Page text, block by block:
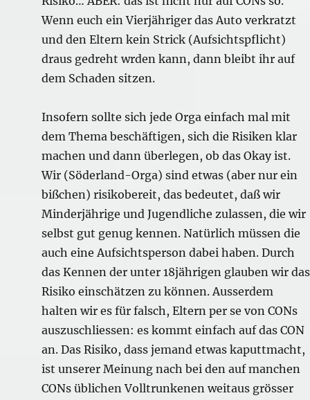
Wenn euch ein Vierjähriger das Auto verkratzt
und den Eltern kein Strick (Aufsichtspflicht)
draus gedreht wrden kann, dann bleibt ihr auf
dem Schaden sitzen.
Insofern sollte sich jede Orga einfach mal mit
dem Thema beschäftigen, sich die Risiken klar
machen und dann überlegen, ob das Okay ist.
Wir (Söderland-Orga) sind etwas (aber nur ein
bißchen) risikobereit, das bedeutet, daß wir
Minderjährige und Jugendliche zulassen, die wir
selbst gut genug kennen. Natürlich müssen die
auch eine Aufsichtsperson dabei haben. Durch
das Kennen der unter 18jährigen glauben wir das
Risiko einschätzen zu können. Ausserdem
halten wir es für falsch, Eltern per se von CONs
auszuschliessen: es kommt einfach auf das CON
an. Das Risiko, dass jemand etwas kaputtmacht,
ist unserer Meinung nach bei den auf manchen
CONs üblichen Volltrunkenen weitaus grösser